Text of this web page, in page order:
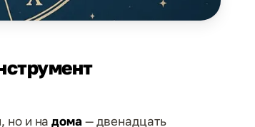
но и надома— двенадцать